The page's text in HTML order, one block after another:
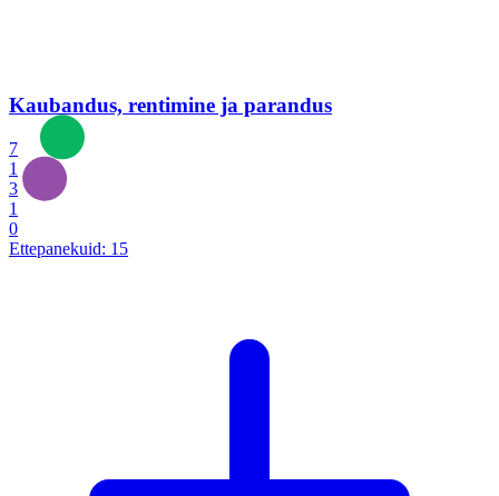
Kaubandus, rentimine ja parandus
7
1
3
1
0
Ettepanekuid: 15